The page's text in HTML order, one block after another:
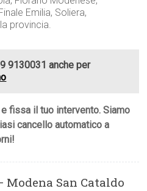
Emilia, Soliera,
provincia.
9130031 anche per
e fissa il tuo intervento. Siamo
cancello automatico a
San Cataldo